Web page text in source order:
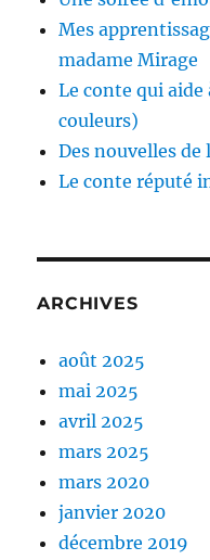
Mes
madame Mirage
Le conte qui aide
couleurs)
Des nouvelles de
Le conte réputé
ARCHIVES
août 2025
mai 2025
avril 2025
mars 2025
mars 2020
janvier 2020
décembre 2019